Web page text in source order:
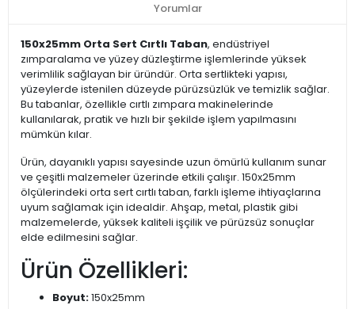
Yorumlar
150x25mm Orta Sert Cırtlı Taban, endüstriyel
zımparalama ve yüzey düzleştirme işlemlerinde yüksek
verimlilik sağlayan bir üründür. Orta sertlikteki yapısı,
yüzeylerde istenilen düzeyde pürüzsüzlük ve temizlik sağlar.
Bu tabanlar, özellikle cırtlı zımpara makinelerinde
kullanılarak, pratik ve hızlı bir şekilde işlem yapılmasını
mümkün kılar.
Ürün, dayanıklı yapısı sayesinde uzun ömürlü kullanım sunar
ve çeşitli malzemeler üzerinde etkili çalışır. 150x25mm
ölçülerindeki orta sert cırtlı taban, farklı işleme ihtiyaçlarına
uyum sağlamak için idealdir. Ahşap, metal, plastik gibi
malzemelerde, yüksek kaliteli işçilik ve pürüzsüz sonuçlar
elde edilmesini sağlar.
Ürün Özellikleri:
Boyut:150x25mm